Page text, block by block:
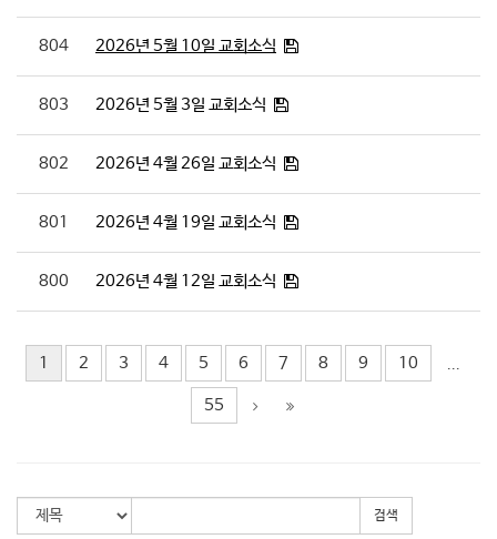
804 2026년 5월 10일 교회소식
803 2026년 5월 3일 교회소식
802 2026년 4월 26일 교회소식
801 2026년 4월 19일 교회소식
800 2026년 4월 12일 교회소식
1 2 3 4 5 6 7 8 9 10 ...
55
검색